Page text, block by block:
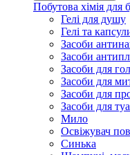
Побутова хімія для
Гелі для душу
Гелі та
Засоби
Засоби
Засоби для
Засоби для
Засоби для
Засоби для
Мило
Освіжувач
Синька